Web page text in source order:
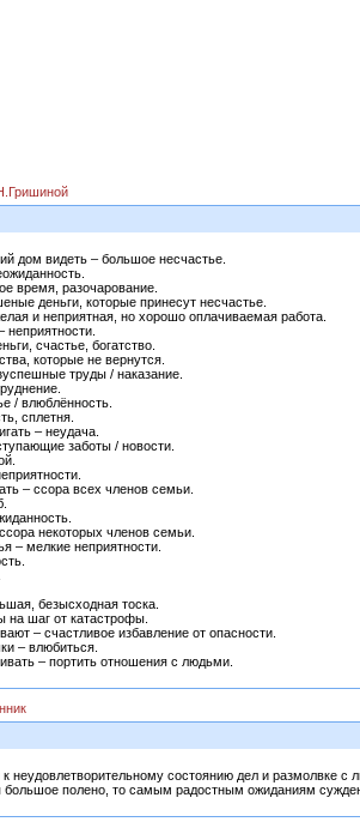
дом видеть – большое несчастье.
время, разочарование.
деньги, которые принесут несчастье.
и неприятная, но хорошо оплачиваемая работа.
неприятности.
счастье, богатство.
которые не вернутся.
труды / наказание.
/ влюблённость.
сплетня.
– неудача.
заботы / новости.
– ссора всех членов семьи.
некоторых членов семьи.
– мелкие неприятности.
безысходная тоска.
на шаг от катастрофы.
– счастливое избавление от опасности.
– влюбиться.
– портить отношения с людьми.
неудовлетворительному состоянию дел и размолвке
большое полено, то самым радостным ожиданиям